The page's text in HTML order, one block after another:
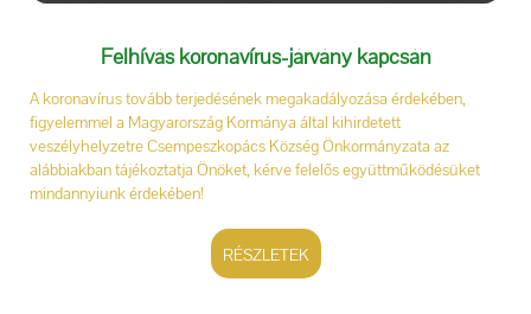
Felhívás koronavírus-járvány kapcsán
A koronavírus tovább terjedésének megakadályozása érdekében,
figyelemmel a Magyarország Kormánya által kihirdetett
veszélyhelyzetre Csempeszkopács Község Önkormányzata az
alábbiakban tájékoztatja Önöket, kérve felelős együttműködésüket
mindannyiunk érdekében!
RÉSZLETEK